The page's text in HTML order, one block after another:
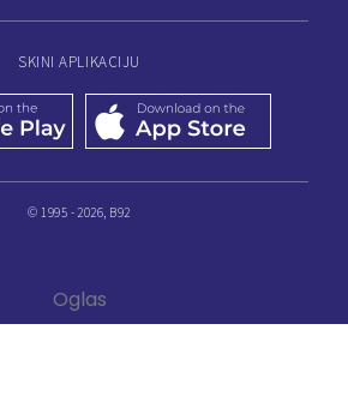
SKINI APLIKACIJU
© 1995 - 2026, B92